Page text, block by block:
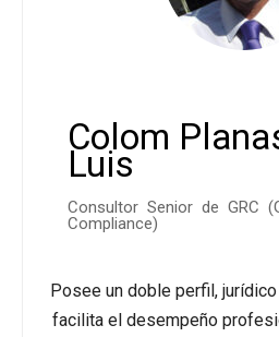
Colom
Luis
Consultor Senior de GRC
Compliance)
Posee un doble perfil,
facilita el desempeño